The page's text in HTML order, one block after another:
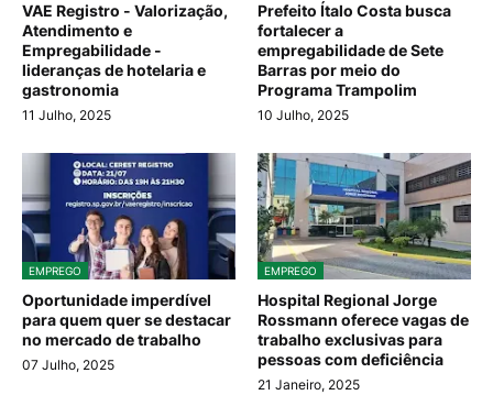
VAE Registro - Valorização,
Atendimento e
Empregabilidade -
lideranças de hotelaria e
gastronomia
11 Julho, 2025
Prefeito Ítalo Costa busca
fortalecer a
empregabilidade de Sete
Barras por meio do
Programa Trampolim
10 Julho, 2025
EMPREGO
Oportunidade imperdível
para quem quer se destacar
no mercado de trabalho
07 Julho, 2025
EMPREGO
Hospital Regional Jorge
Rossmann oferece vagas de
trabalho exclusivas para
pessoas com deficiência
21 Janeiro, 2025